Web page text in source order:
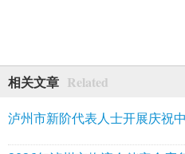
相关文章 Related